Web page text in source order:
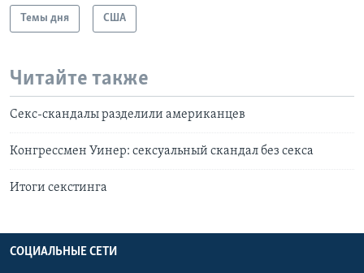
Темы дня США
Читайте также
Секс-скандалы разделили американцев
Конгрессмен Уинер: сексуальный скандал без секса
Итоги секстинга
СОЦИАЛЬНЫЕ СЕТИ